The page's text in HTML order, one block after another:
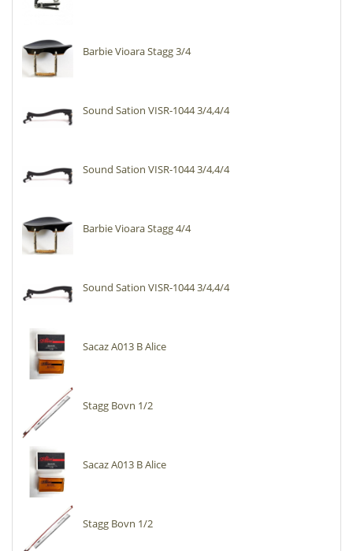
Barbie Vioara Stagg 3/4
Sound Sation VISR-1044 3/4,4/4
Sound Sation VISR-1044 3/4,4/4
Barbie Vioara Stagg 4/4
Sound Sation VISR-1044 3/4,4/4
Sacaz A013 B Alice
Stagg Bovn 1/2
Sacaz A013 B Alice
Stagg Bovn 1/2